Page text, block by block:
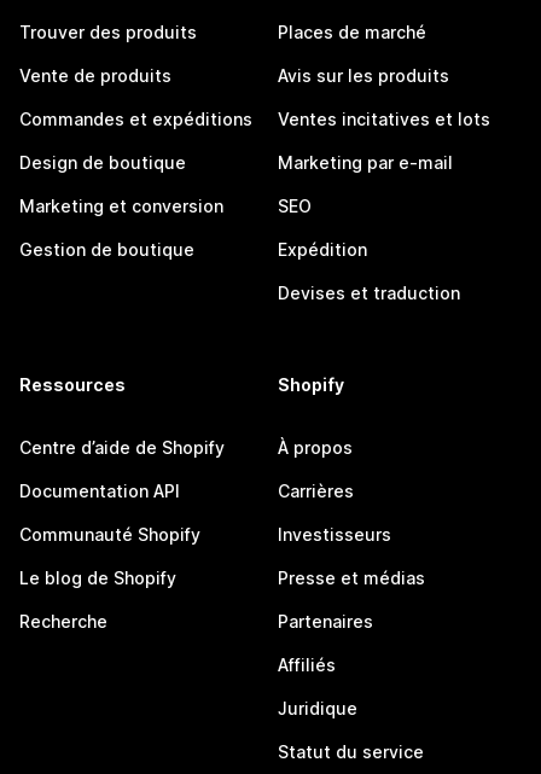
Trouver des produits
Vente de produits
Commandes et expéditions
Design de boutique
Marketing et conversion
Gestion de boutique
Places de marché
Avis sur les produits
Ventes incitatives et lots
Marketing par e-mail
SEO
Expédition
Devises et traduction
Ressources
Centre d’aide de Shopify
Documentation API
Communauté Shopify
Le blog de Shopify
Recherche
Shopify
À propos
Carrières
Investisseurs
Presse et médias
Partenaires
Affiliés
Juridique
Statut du service